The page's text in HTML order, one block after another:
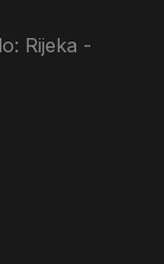
Rijeka -